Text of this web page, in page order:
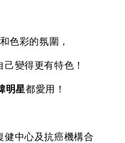
色彩的氛圍，
變得更有特色！
明星都愛用！
健中心及抗癌機構合